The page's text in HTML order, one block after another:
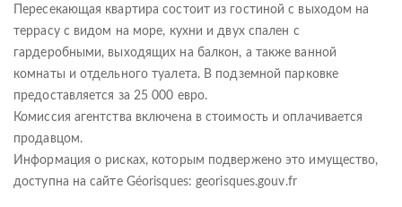
Пересекающая квартира состоит из гостиной с выходом на
террасу с видом на море, кухни и двух спален с
гардеробными, выходящих на балкон, а также ванной
комнаты и отдельного туалета. В подземной парковке
предоставляется за 25 000 евро.
Комиссия агентства включена в стоимость и оплачивается
продавцом.
Информация о рисках, которым подвержено это имущество,
доступна на сайте Géorisques: georisques.gouv.fr